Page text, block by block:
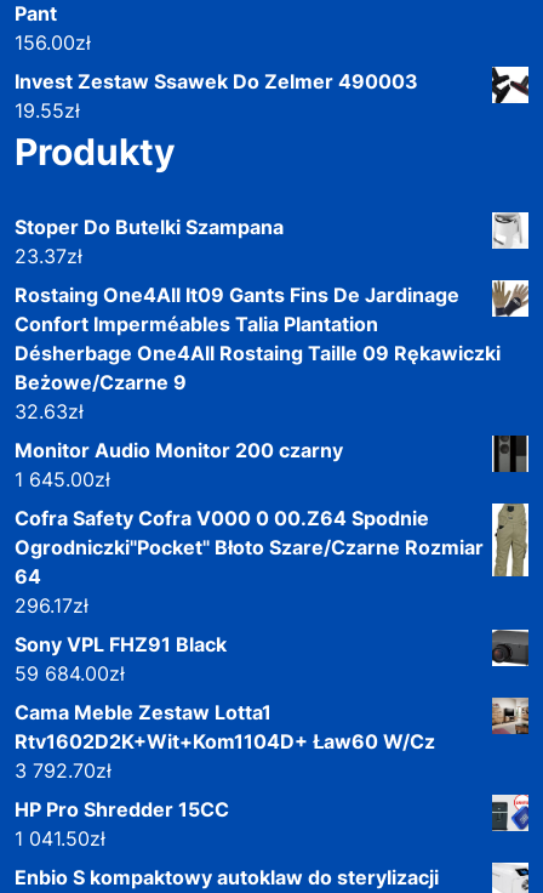
Pant
156.00zł
Invest Zestaw Ssawek Do Zelmer 490003
19.55zł
Produkty
Stoper Do Butelki Szampana
23.37zł
Rostaing One4All It09 Gants Fins De Jardinage
Confort Imperméables Talia Plantation
Désherbage One4All Rostaing Taille 09 Rękawiczki
Beżowe/Czarne 9
32.63zł
Monitor Audio Monitor 200 czarny
1 645.00zł
Cofra Safety Cofra V000 0 00.Z64 Spodnie
Ogrodniczki"Pocket" Błoto Szare/Czarne Rozmiar
64
296.17zł
Sony VPL FHZ91 Black
59 684.00zł
Cama Meble Zestaw Lotta1
Rtv1602D2K+Wit+Kom1104D+ Ław60 W/Cz
3 792.70zł
HP Pro Shredder 15CC
1 041.50zł
Enbio S kompaktowy autoklaw do sterylizacji